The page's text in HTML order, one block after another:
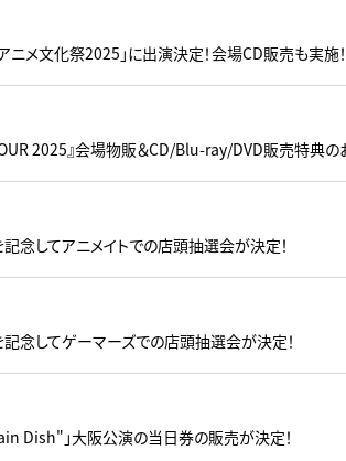
ニメ文化祭2025」に出演決定！会場CD販売も実施！
2025』会場物販＆CD/Blu-ray/DVD販売特典の
念してアニメイトでの店頭抽選会が決定！
念してゲーマーズでの店頭抽選会が決定！
Dish"」大阪公演の当日券の販売が決定！